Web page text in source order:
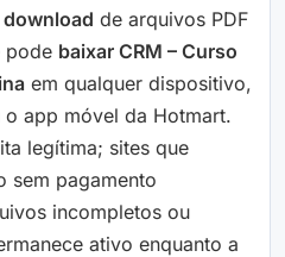
download de arquivos PDF
pode baixar CRM – Curso
em qualquer dispositivo,
app móvel da Hotmart.
legítima; sites que
sem pagamento
incompletos ou
ativo enquanto a